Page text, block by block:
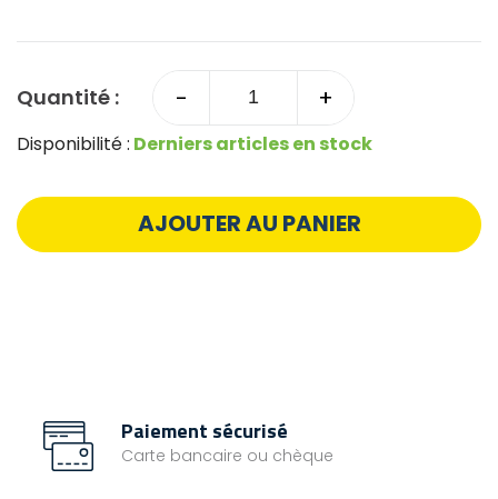
Quantité : - +
Disponibilité : Derniers articles en stock
AJOUTER AU PANIER
Paiement sécurisé
Carte bancaire ou chèque